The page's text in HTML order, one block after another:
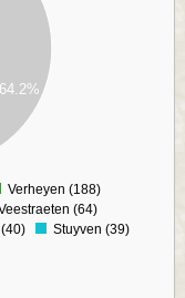
64.2%
Verheyen (188)
(64)
Stuyven (39)